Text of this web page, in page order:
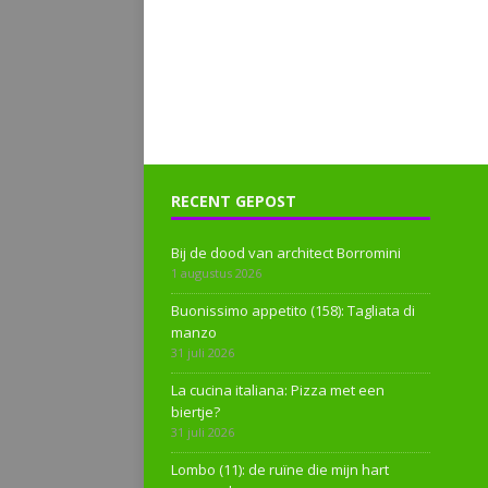
RECENT GEPOST
Bij de dood van architect Borromini
1 augustus 2026
Buonissimo appetito (158): Tagliata di
manzo
31 juli 2026
La cucina italiana: Pizza met een
biertje?
31 juli 2026
Lombo (11): de ruïne die mijn hart